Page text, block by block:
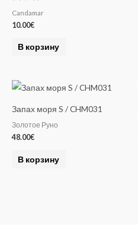
Candamar
10.00€
В корзину
Запах моря S / CHM031
Золотое Руно
48.00€
В корзину